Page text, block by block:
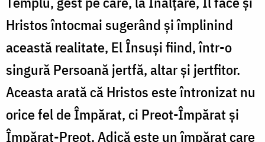
Hristos întocmai sugerând și împlinind
această realitate, El Însuși fiind, într-o
singură Persoană jertfă, altar și jertfitor.
Aceasta arată că Hristos este întronizat nu
orice fel de Împărat, ci Preot-Împărat și
Împărat-Preot. Adică este un împărat care